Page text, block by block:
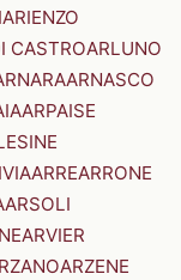
ARIENZO
CASTROARLUNO
ARNASCO
ARPAISE
ARREARRONE
ARSOLI
ARVIER
ARZENE